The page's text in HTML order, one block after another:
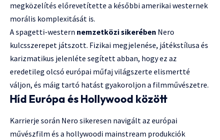
megközelítés előrevetítette a későbbi amerikai westernek
morális komplexitását is.
A spagetti-western nemzetközi sikerében Nero
kulcsszerepet játszott. Fizikai megjelenése, játékstílusa és
karizmatikus jelenléte segített abban, hogy ez az
eredetileg olcsó európai műfaj világszerte elismertté
váljon, és máig tartó hatást gyakoroljon a filmművészetre.
Híd Európa és Hollywood között
Karrierje során Nero sikeresen navigált az európai
művészfilm és a hollywoodi mainstream produkciók